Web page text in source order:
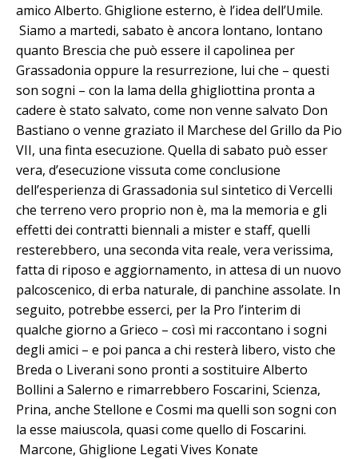
amico Alberto. Ghiglione esterno, è l’idea dell’Umile.
Siamo a martedi, sabato è ancora lontano, lontano
quanto Brescia che può essere il capolinea per
Grassadonia oppure la resurrezione, lui che – questi
son sogni – con la lama della ghigliottina pronta a
cadere è stato salvato, come non venne salvato Don
Bastiano o venne graziato il Marchese del Grillo da Pio
VII, una finta esecuzione. Quella di sabato può esser
vera, d’esecuzione vissuta come conclusione
dell’esperienza di Grassadonia sul sintetico di Vercelli
che terreno vero proprio non è, ma la memoria e gli
effetti dei contratti biennali a mister e staff, quelli
resterebbero, una seconda vita reale, vera verissima,
fatta di riposo e aggiornamento, in attesa di un nuovo
palcoscenico, di erba naturale, di panchine assolate. In
seguito, potrebbe esserci, per la Pro l’interim di
qualche giorno a Grieco – così mi raccontano i sogni
degli amici – e poi panca a chi resterà libero, visto che
Breda o Liverani sono pronti a sostituire Alberto
Bollini a Salerno e rimarrebbero Foscarini, Scienza,
Prina, anche Stellone e Cosmi ma quelli son sogni con
la esse maiuscola, quasi come quello di Foscarini.
Marcone, Ghiglione Legati Vives Konate